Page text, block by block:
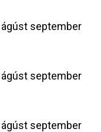
ágúst september
ágúst september
ágúst september